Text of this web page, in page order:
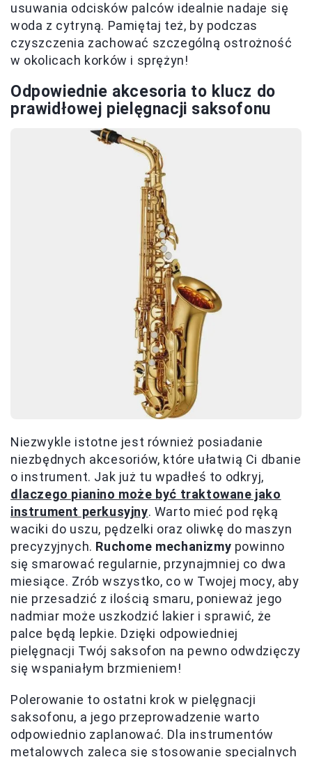
usuwania odcisków palców idealnie nadaje się
woda z cytryną. Pamiętaj też, by podczas
czyszczenia zachować szczególną ostrożność
w okolicach korków i sprężyn!
Odpowiednie akcesoria to klucz do
prawidłowej pielęgnacji saksofonu
Niezwykle istotne jest również posiadanie
niezbędnych akcesoriów, które ułatwią Ci dbanie
o instrument. Jak już tu wpadłeś to odkryj,
dlaczego pianino może być traktowane jako
instrument perkusyjny. Warto mieć pod ręką
waciki do uszu, pędzelki oraz oliwkę do maszyn
precyzyjnych. Ruchome mechanizmy powinno
się smarować regularnie, przynajmniej co dwa
miesiące. Zrób wszystko, co w Twojej mocy, aby
nie przesadzić z ilością smaru, ponieważ jego
nadmiar może uszkodzić lakier i sprawić, że
palce będą lepkie. Dzięki odpowiedniej
pielęgnacji Twój saksofon na pewno odwdzięczy
się wspaniałym brzmieniem!
Polerowanie to ostatni krok w pielęgnacji
saksofonu, a jego przeprowadzenie warto
odpowiednio zaplanować. Dla instrumentów
metalowych zaleca się stosowanie specjalnych